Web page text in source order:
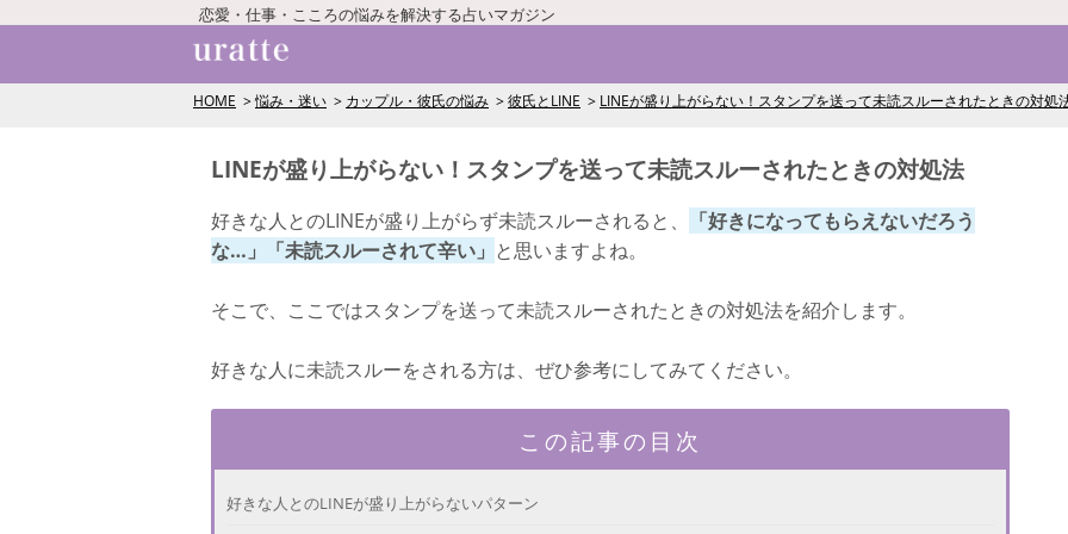
恋愛・仕事・こころの悩みを解決する占いマガジン
HOME 悩み・迷い カップル・彼氏の悩み 彼氏とLINE LINEが盛り上がらない！スタンプを送って未読スルーされたときの対処
LINEが盛り上がらない！スタンプを送って未読スルーされたときの対処法
好きな人とのLINEが盛り上がらず未読スルーされると、
「好きになってもらえないだろう
な…」「未読スルーされて辛い」 と思いますよね。
そこで、ここではスタンプを送って未読スルーされたときの対処法を紹介します。
好きな人に未読スルーをされる方は、ぜひ参考にしてみてください。
この記事の目次
好きな人とのLINEが盛り上がらないパターン